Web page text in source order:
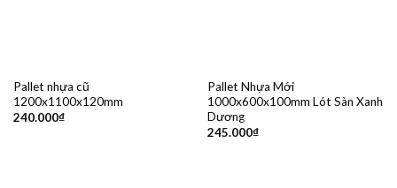
Pallet nhựa cũ
1200x1100x120mm
240.000₫
Pallet Nhựa Mới
1000x600x100mm Lót Sàn Xanh
Dương
245.000₫